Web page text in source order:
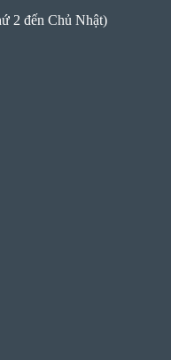
2 đến Chủ Nhật)